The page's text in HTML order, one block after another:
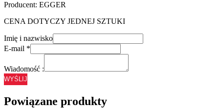
Producent: EGGER
CENA DOTYCZY JEDNEJ SZTUKI
Imię i nazwisko
E-mail *
Wiadomość :
WYŚLIJ
Powiązane produkty